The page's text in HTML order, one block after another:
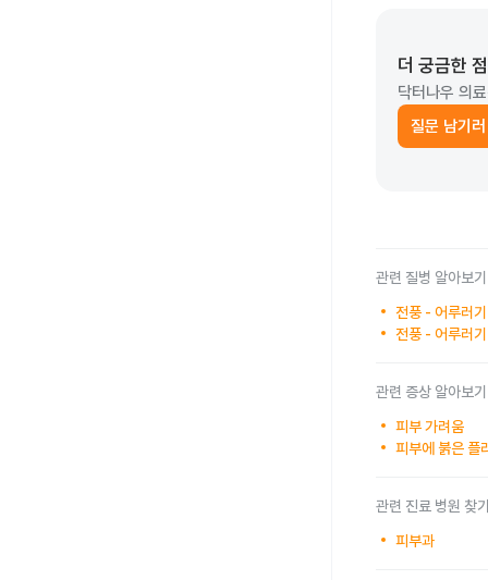
더 궁금한
닥터나우 의
질문 남기
관련 질병 알아보기
전풍 - 어루러기
전풍 - 어루러
관련 증상 알아보기
피부 가려움
피부에 붉은 플
관련 진료 병원 찾
피부과